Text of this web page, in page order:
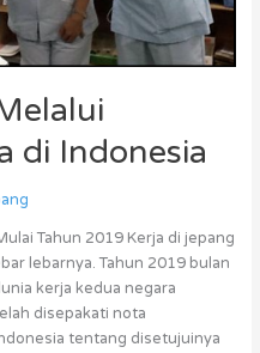
di Indonesia
Tahun 2019 Kerja di jepang
lebarnya. Tahun 2019 bulan
kerja kedua negara
disepakati nota
tentang disetujuinya